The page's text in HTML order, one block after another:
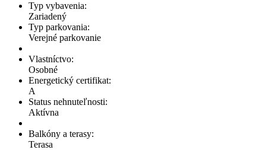
Typ vybavenia:
Zariadený
Typ parkovania:
Verejné parkovanie
Vlastníctvo:
Osobné
Energetický certifikat:
A
Status nehnuteľnosti:
Aktívna
Balkóny a terasy:
Terasa